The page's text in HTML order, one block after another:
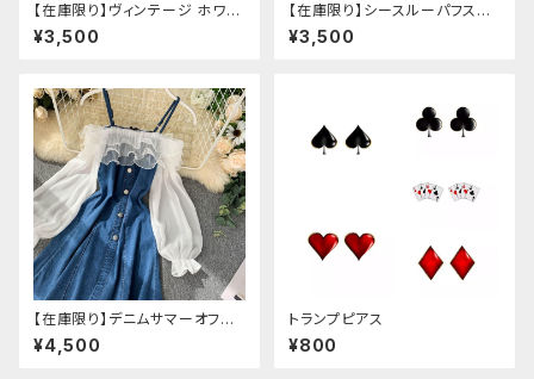
【在庫限り】ヴィンテージ ホワイ
トタイガー チョンサム ショートス
リーブ
¥3,500
【在庫限り】シースルーパフスリ
ーブ刺繍ブラウス
¥3,500
【在庫限り】デニムサマーオフシ
ョルダーワンピース（ミニ丈
¥4,500
トランプピアス
¥800